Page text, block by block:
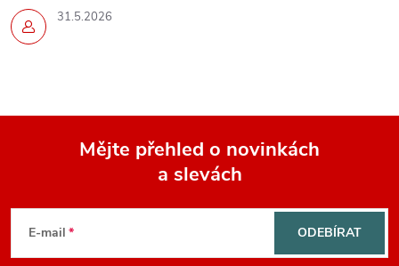
31.5.2026
Mějte přehled o novinkách
a slevách
E-mail ODEBÍRAT